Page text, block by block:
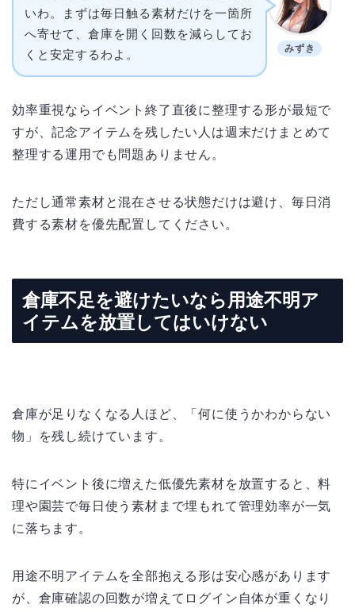
みずき
いわ。まずは毎日触る素材だけを一箇所
へ寄せて、倉庫を開く回数を減らしてお
くと安定するわよ。
効率重視ならイベント終了直後に整理する形が最短で
すが、記念アイテムを残したい人は週末だけまとめて
整理する運用でも問題ありません。
ただし通常素材と混在させる状態だけは避け、毎日消
費する素材を優先配置してください。
倉庫不足を避けたいなら用途不明ア
イテムを放置してはいけない
倉庫が足りなくなる人ほど、「何に使うかわからない
物」を残し続けています。
特にイベント後に増えた低優先素材を放置すると、料
理や園芸で毎日使う素材まで埋もれて管理効率が一気
に落ちます。
用途不明アイテムを全部抱える形は安心感があります
が、倉庫確認の回数が増えてログイン自体が重くなり